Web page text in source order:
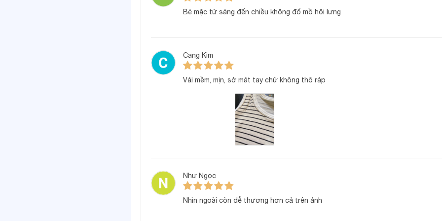
Chất liệu: Petit thun lạnh, mềm nhẹ, thoáng mát, thấm hút tốt
Bé mặc từ sáng đến chiều không đổ mồ hôi lưng
Cang Kim
Vải mềm, mịn, sờ mát tay chứ không thô ráp
Như Ngọc
Nhìn ngoài còn dễ thương hơn cả trên ảnh